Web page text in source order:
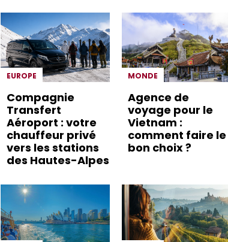
EUROPE
Compagnie
Transfert
Aéroport : votre
chauffeur privé
vers les stations
des Hautes-Alpes
MONDE
Agence de
voyage pour le
Vietnam :
comment faire le
bon choix ?